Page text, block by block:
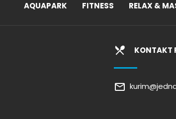
AQUAPARK FITNESS RELAX &
KONTAKT